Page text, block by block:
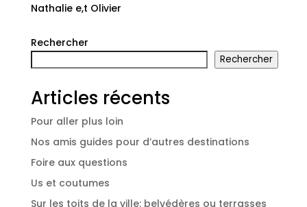
Nathalie e,t Olivier
Rechercher
Rechercher
Articles récents
Pour aller plus loin
Nos amis guides pour d’autres destinations
Foire aux questions
Us et coutumes
Sur les toits de la ville: belvédères ou terrasses